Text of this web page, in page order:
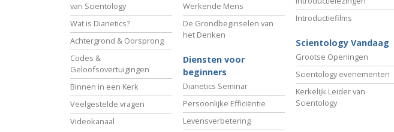
van Scientology
Wat is Dianetics?
Achtergrond & Oorsprong
Codes &
Geloofsovertuigingen
Binnen in een Kerk
Veelgestelde vragen
Videokanaal
Werkende Mens
De Grondbeginselen van
het Denken
Diensten voor
beginners
Dianetics Seminar
Persoonlijke Efficiëntie
Levensverbetering
Introductiefilms
Scientology Vandaag
Grootse Openingen
Scientology evenementen
Kerkelijk Leider van
Scientology